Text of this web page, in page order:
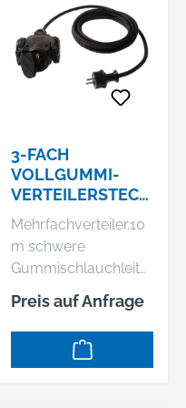
65: für den ständigen
Einsatz im Freien
geeignet, staubdicht
und
strahlwassergeschüt
beidseitig in Alu,
Pfosten 80x80 mm
3-FACH
VOLLGUMMI-
VERTEILERSTECK
DOSE
Mehrfachverteiler.10
m schwere
Gummischlauchleitu
ng H07RN-F
3G1,5Schwere
Ausführung aus
Vollgummi.Öse zum
Preis auf Anfrage